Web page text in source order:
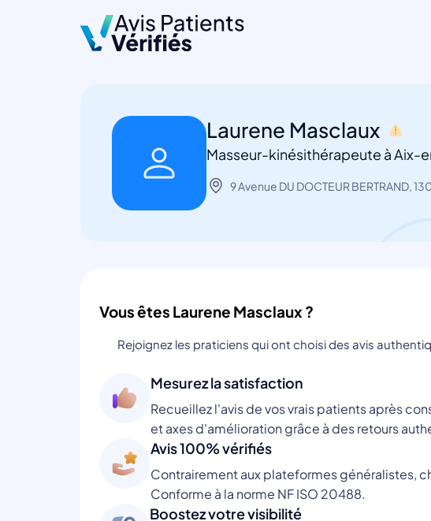
Laurene Masclaux
Masseur-kinésithérapeute à Aix-
9 Avenue DU DOCTEUR BERTRAND,
Vous êtes Laurene Masclaux ?
Rejoignez les praticiens qui ont choisi des avis
Mesurez la satisfaction
Recueillez l'avis de vos vrais patients après
et axes d'amélioration grâce à des retours
Avis 100% vérifiés
Contrairement aux plateformes généralistes,
Conforme à la norme NF ISO 20488.
Boostez votre visibilité